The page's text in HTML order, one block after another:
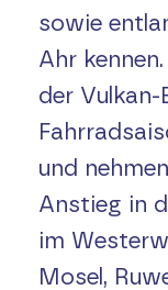
sowie
Ahr
der
und
Anstieg in
im
Mosel,